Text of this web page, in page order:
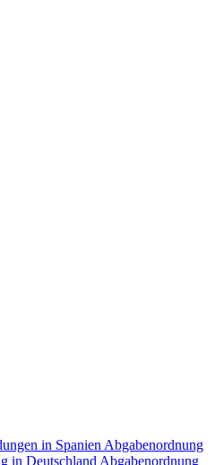
in SpanienAbgabenordnung
in DeutschlandAbgabenordnung